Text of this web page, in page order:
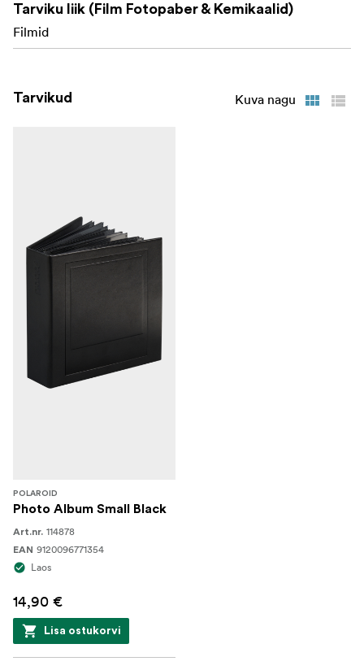
Tarviku liik (Film Fotopaber & Kemikaalid)
Filmid
Tarvikud Kuva nagu
POLAROID
Photo Album Small Black
Art.nr. 114878
EAN 9120096771354
Laos
14,90 €
Lisa ostukorvi